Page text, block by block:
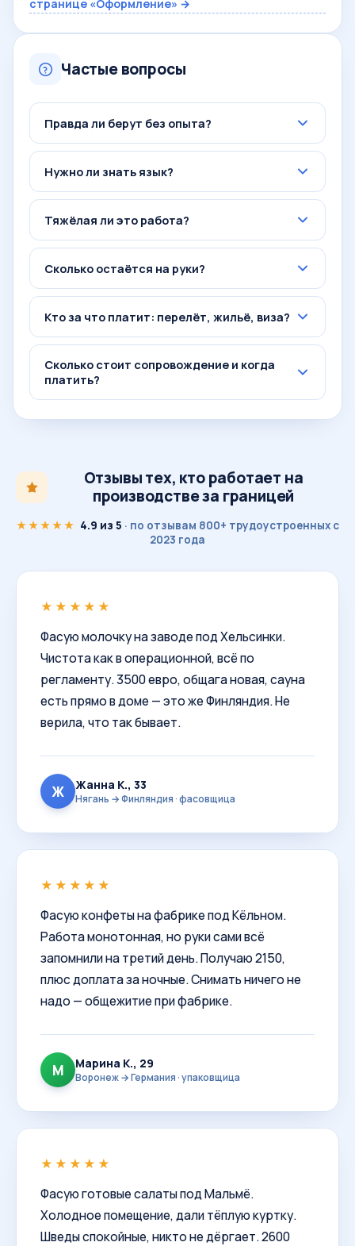
странице «Оформление» →
Частые вопросы
Правда ли берут без опыта?
Нужно ли знать язык?
Тяжёлая ли это работа?
Сколько остаётся на руки?
Кто за что платит: перелёт, жильё, виза?
Сколько стоит сопровождение и когда
платить?
Отзывы тех, кто работает на
производстве за границей
★★★★★ 4.9 из 5 · по отзывам 800+ трудоустроенных с
2023 года
★★★★★
Фасую молочку на заводе под Хельсинки.
Чистота как в операционной, всё по
регламенту. 3500 евро, общага новая, сауна
есть прямо в доме — это же Финляндия. Не
верила, что так бывает.
Ж Жанна К., 33
Нягань → Финляндия · фасовщица
★★★★★
Фасую конфеты на фабрике под Кёльном.
Работа монотонная, но руки сами всё
запомнили на третий день. Получаю 2150,
плюс доплата за ночные. Снимать ничего не
надо — общежитие при фабрике.
М Марина К., 29
Воронеж → Германия · упаковщица
★★★★★
Фасую готовые салаты под Мальмё.
Холодное помещение, дали тёплую куртку.
Шведы спокойные, никто не дёргает. 2600